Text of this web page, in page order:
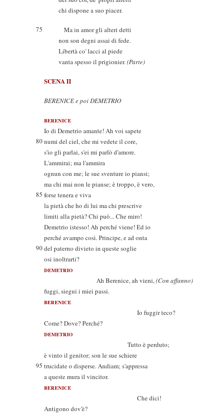
chi dispone a suo piacer.
75
Ma in amor gli alteri detti
non son degni assai di fede.
Libertà co' lacci al piede
vanta spesso il prigionier.(Parte)
SCENA II
BERENICE e poi DEMETRIO
BERENICE
Io di Demetrio amante! Ah voi sapete
80numi del ciel, che mi vedete il core,
s'io gli parlai, s'ei mi parlò d'amore.
L'ammirai; ma l'ammira
ognun con me; le sue sventure io piansi;
ma chi mai non le pianse; è troppo, è vero,
85 forse tenera e viva
la pietà che ho di lui ma chi prescrive
limiti alla pietà? Chi può... Che miro!
Demetrio istesso! Ah perché viene! Ed io
perché avampo così. Principe, e ad onta
90del paterno divieto in queste soglie
osi inoltrarti?
DEMETRIO
Ah Berenice, ah vieni,(Con affanno)
fuggi, siegui i miei passi.
BERENICE
Io fuggir teco?
Come? Dove? Perché?
DEMETRIO
Tutto è perduto;
è vinto il genitor; son le sue schiere
95 trucidate o disperse. Andiam; s'appressa
a queste mura il vincitor.
BERENICE
Che dici!
Antigono dov'è?